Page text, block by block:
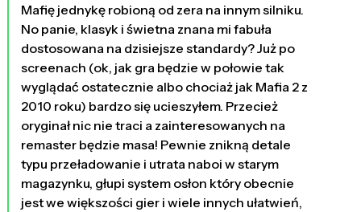
Mafię jednykę robioną od zera na innym silniku.
No panie, klasyk i świetna znana mi fabuła
dostosowana na dzisiejsze standardy? Już po
screenach (ok, jak gra będzie w połowie tak
wyglądać ostatecznie albo chociaż jak Mafia 2 z
2010 roku) bardzo się ucieszyłem. Przecież
oryginał nic nie traci a zainteresowanych na
remaster będzie masa! Pewnie znikną detale
typu przeładowanie i utrata naboi w starym
magazynku, głupi system osłon który obecnie
jest we większości gier i wiele innych ułatwień,